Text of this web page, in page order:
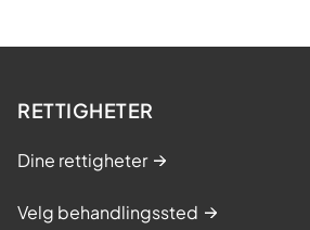
RETTIGHETER
Dine rettigheter
Velg behandlingssted